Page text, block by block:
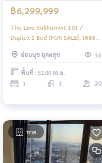
฿6,299,999
The Line Sukhumvit 101 /
Duplex 1 Bed (FOR SALE), เดอะ
นอน (ขาย) PYN276
อ่อนนุช อุดมสุข 16
พื้นที่ : 52.00 ตร.ม.
1 1 20
ขาย